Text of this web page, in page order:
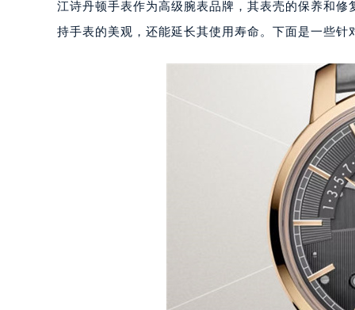
江诗丹顿手表作为高级腕表品牌，其表壳的保养和
持手表的美观，还能延长其使用寿命。下面是一些